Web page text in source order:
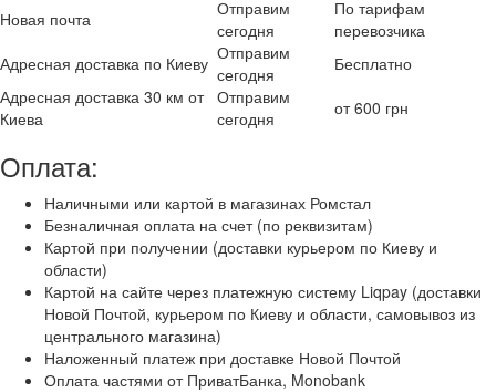
Новая почта
Отправим
сегодня
По тарифам
перевозчика
Адресная доставка по Киеву Отправим
сегодня
Бесплатно
Адресная доставка 30 км от
Киева
Отправим
сегодня
от 600 грн
Оплата:
Наличными или картой в магазинах Ромстал
Безналичная оплата на счет (по реквизитам)
Картой при получении (доставки курьером по Киеву и
области)
Картой на сайте через платежную систему Liqpay (доставки
Новой Почтой, курьером по Киеву и области, самовывоз из
центрального магазина)
Наложенный платеж при доставке Новой Почтой
Оплата частями от ПриватБанка, Monobank